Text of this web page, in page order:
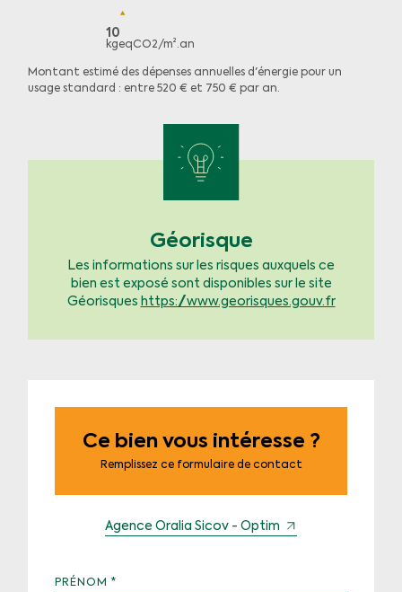
10
kgeqCO2/m².an
Montant estimé des dépenses annuelles d'énergie pour un
usage standard : entre 520 € et 750 € par an.
Géorisque
Les informations sur les risques auxquels ce
bien est exposé sont disponibles sur le site
Géorisques https://www.georisques.gouv.fr
Ce bien vous intéresse ?
Remplissez ce formulaire de contact
Agence Oralia Sicov - Optim
PRÉNOM *